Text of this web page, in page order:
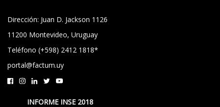
Dirección: Juan D. Jackson 1126
11200 Montevideo, Uruguay
Teléfono (+598) 2412 1818*
portal@factum.uy
INFORME INSE 2018